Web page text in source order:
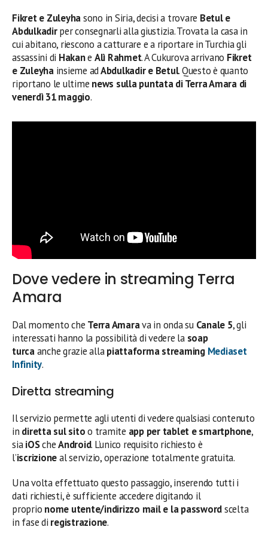
Fikret e Zuleyhasono in Siria, decisi a trovare Betul e
Abdulkadirper consegnarli alla giustizia. Trovata la casa in
cui abitano, riescono a catturare e a riportare in Turchia gli
assassini di Hakane Alì Rahmet. A Cukurova arrivano Fikret
e Zuleyhainsieme adAbdulkadir e Betul. Questo è quanto
riportano le ultime news sulla puntata di Terra Amara di
venerdì 31 maggio.
Dove vedere in streaming Terra
Amara
Dal momento che Terra Amarava in onda su Canale 5, gli
interessati hanno la possibilità di vedere la soap
turcaanche grazie allapiattaforma streaming Mediaset
Infinity.
Diretta streaming
Il servizio permette agli utenti di vedere qualsiasi contenuto
in diretta sul sitoo tramite app per tablet e smartphone,
siaiOScheAndroid. L’unico requisito richiesto è
l’iscrizioneal servizio, operazione totalmente gratuita.
Una volta effettuato questo passaggio, inserendo tutti i
dati richiesti, è sufficiente accedere digitando il
proprio nome utente/indirizzo mail e la passwordscelta
in fase di registrazione.